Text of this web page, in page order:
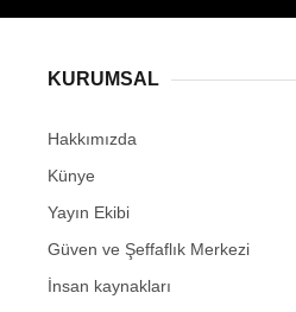
KURUMSAL
Hakkımızda
Künye
Yayın Ekibi
Güven ve Şeffaflık Merkezi
İnsan kaynakları